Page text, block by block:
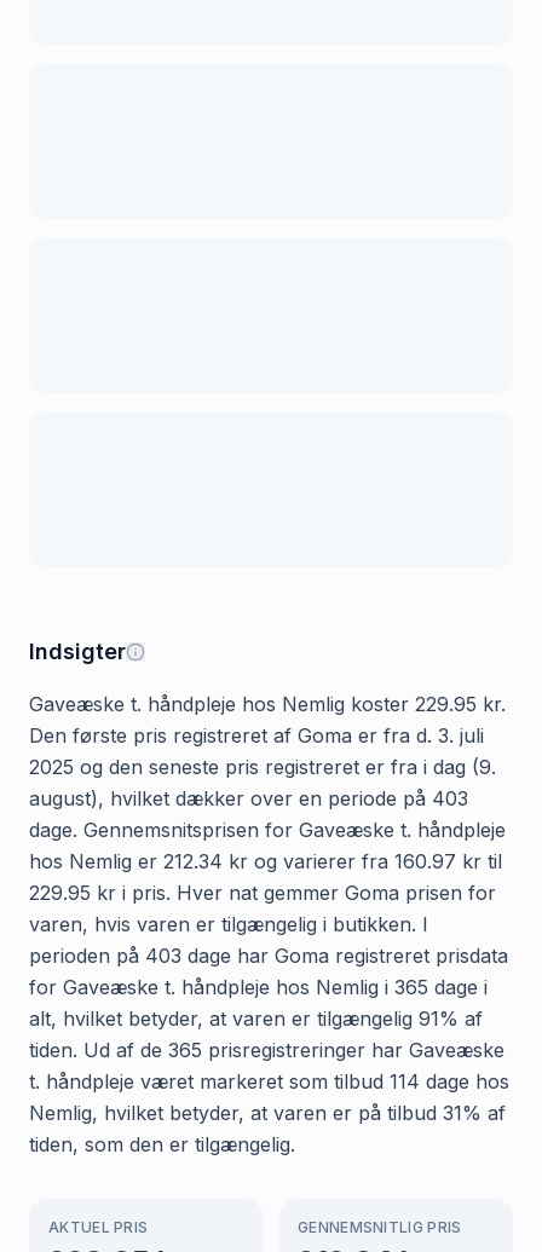
Indsigter
Gaveæske t. håndpleje hos Nemlig koster 229.95 kr.
Den første pris registreret af Goma er fra d. 3. juli
2025 og den seneste pris registreret er fra i dag (9.
august), hvilket dækker over en periode på 403
dage. Gennemsnitsprisen for Gaveæske t. håndpleje
hos Nemlig er 212.34 kr og varierer fra 160.97 kr til
229.95 kr i pris. Hver nat gemmer Goma prisen for
varen, hvis varen er tilgængelig i butikken. I
perioden på 403 dage har Goma registreret prisdata
for Gaveæske t. håndpleje hos Nemlig i 365 dage i
alt, hvilket betyder, at varen er tilgængelig 91% af
tiden. Ud af de 365 prisregistreringer har Gaveæske
t. håndpleje været markeret som tilbud 114 dage hos
Nemlig, hvilket betyder, at varen er på tilbud 31% af
tiden, som den er tilgængelig.
AKTUEL PRIS GENNEMSNITLIG PRIS